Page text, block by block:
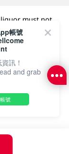
must not
the course of
歲以下人士)
Company
帳號
訊！
and grab
號